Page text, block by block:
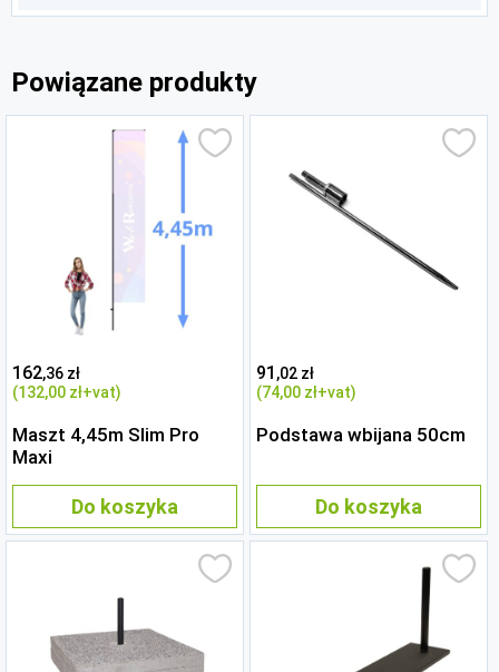
Powiązane produkty
162,36 zł
(132,00 zł+vat)
Maszt 4,45m Slim Pro
Maxi
Do koszyka
91 ,02 zł
(74,00 zł+vat)
Podstawa wbijana 50cm
Do koszyka